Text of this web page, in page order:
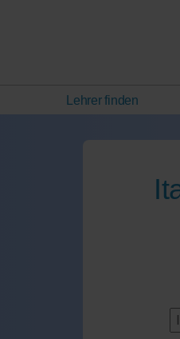
Lehrer finden